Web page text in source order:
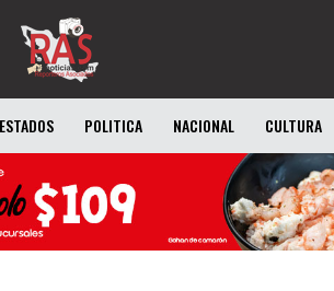
ESTADOS POLITICA NACIONAL CULTURA